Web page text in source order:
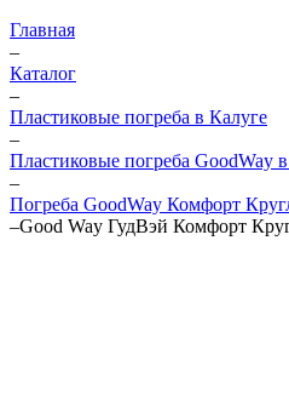
Главная
–
Каталог
–
Пластиковые погреба в Калуге
–
Пластиковые погреба GoodWay
–
Погреба GoodWay Комфорт
–Good Way ГудВэй Комфорт